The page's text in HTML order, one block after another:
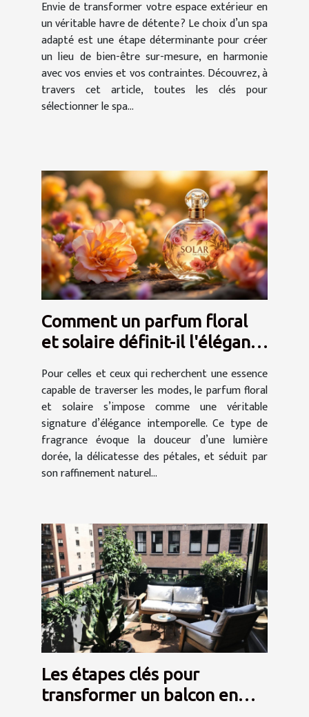
Envie de transformer votre espace extérieur en
un véritable havre de détente ? Le choix d’un spa
adapté est une étape déterminante pour créer
un lieu de bien-être sur-mesure, en harmonie
avec vos envies et vos contraintes. Découvrez, à
travers cet article, toutes les clés pour
sélectionner le spa...
Comment un parfum floral
et solaire définit-il l'élégance
Pour celles et ceux qui recherchent une essence
capable de traverser les modes, le parfum floral
et solaire s’impose comme une véritable
signature d’élégance intemporelle. Ce type de
fragrance évoque la douceur d’une lumière
dorée, la délicatesse des pétales, et séduit par
son raffinement naturel...
Les étapes clés pour
transformer un balcon en